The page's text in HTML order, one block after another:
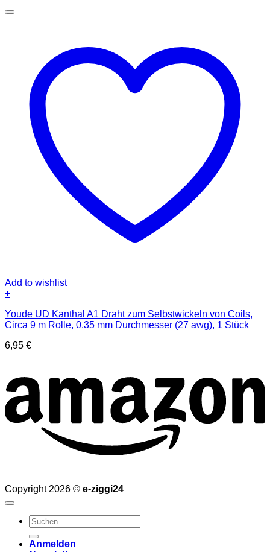
Add to wishlist
+
Youde UD Kanthal A1 Draht zum Selbstwickeln von Coils,
Circa 9 m Rolle, 0.35 mm Durchmesser (27 awg), 1 Stück
6,95 €
Copyright 2026 © e-ziggi24
Suchen
nach:
Anmelden